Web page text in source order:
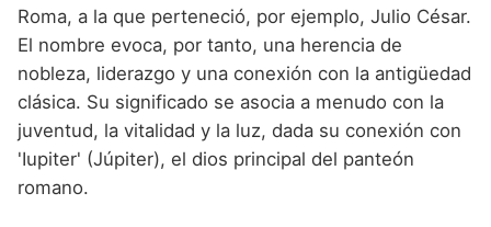
Roma, a la que perteneció, por ejemplo, Julio César.
El nombre evoca, por tanto, una herencia de
nobleza, liderazgo y una conexión con la antigüedad
clásica. Su significado se asocia a menudo con la
juventud, la vitalidad y la luz, dada su conexión con
'Iupiter' (Júpiter), el dios principal del panteón
romano.